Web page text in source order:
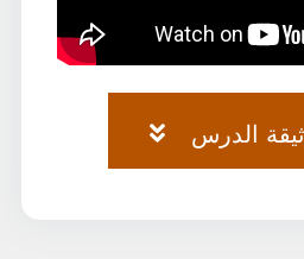
الدرس